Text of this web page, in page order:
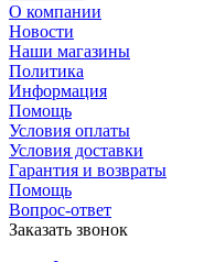
О компании
Новости
Наши магазины
Политика
Информация
Помощь
Условия оплаты
Условия доставки
Гарантия и возвраты
Помощь
Вопрос-ответ
Заказать звонок